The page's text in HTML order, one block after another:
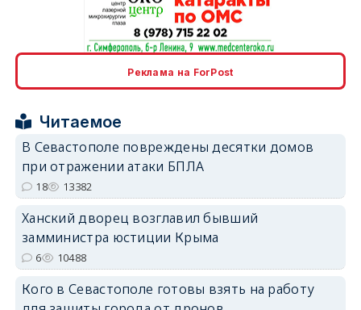
erid: 2SDnjdvhGXG
Реклама на ForPost
Читаемое
В Севастополе повреждены десятки домов
при отражении атаки БПЛА
18 13382
Ханский дворец возглавил бывший
замминистра юстиции Крыма
6 10488
Кого в Севастополе готовы взять на работу